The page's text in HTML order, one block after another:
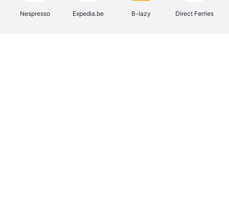
Nespresso Expedia.be B-lazy Direct Ferries